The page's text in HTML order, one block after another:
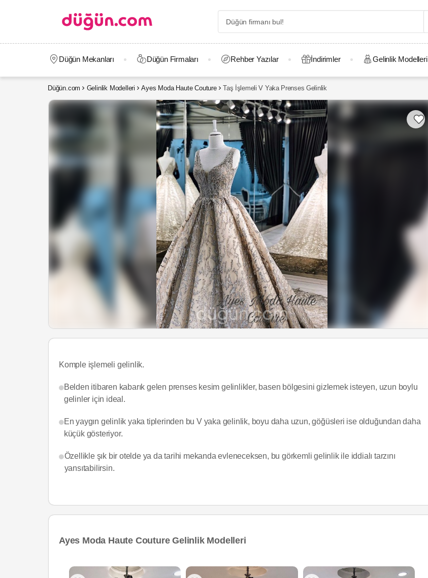
Düğün Mekanları Düğün Firmaları Rehber Yazılar İndirimler Gelinlik Modelleri
Düğün.com Gelinlik Modelleri Ayes Moda Haute Couture Taş İşlemeli V Yaka Prenses Gelinlik
Komple işlemeli gelinlik.
Belden itibaren kabarık gelen prenses kesim gelinlikler, basen bölgesini gizlemek isteyen, uzun boylu
gelinler için ideal.
En yaygın gelinlik yaka tiplerinden bu V yaka gelinlik, boyu daha uzun, göğüsleri ise olduğundan daha
küçük gösteriyor.
Özellikle şık bir otelde ya da tarihi mekanda evleneceksen, bu görkemli gelinlik ile iddialı tarzını
yansıtabilirsin.
Ayes Moda Haute Couture Gelinlik Modelleri